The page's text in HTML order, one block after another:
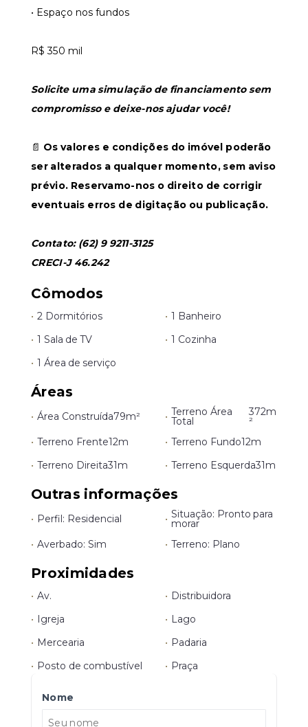
• ⁠Espaço nos fundos
R$ 350 mil
Solicite uma simulação de financiamento sem
compromisso e deixe-nos ajudar você!
📄 Os valores e condições do imóvel poderão
ser alterados a qualquer momento, sem aviso
prévio. Reservamo-nos o direito de corrigir
eventuais erros de digitação ou publicação.
Contato: (62) 9 9211-3125
CRECI-J 46.242
Cômodos
• 2 Dormitórios • 1 Banheiro
• 1 Sala de TV • 1 Cozinha
• 1 Área de serviço
Áreas
• Área Construída79m² • Terreno Área
Total
372m
²
• Terreno Frente12m • Terreno Fundo12m
• Terreno Direita31m • Terreno Esquerda31m
Outras informações
• Perfil: Residencial • Situação: Pronto para
morar
• Averbado: Sim • Terreno: Plano
Proximidades
• Av. • Distribuidora
• Igreja • Lago
• Mercearia • Padaria
• Posto de combustível • Praça
Nome